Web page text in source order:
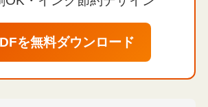
を無料ダウンロード